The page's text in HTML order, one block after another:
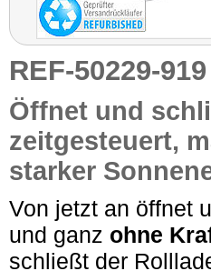
REF-50229-
Öffnet und
zeitgesteuert,
starker
Von jetzt an öffnet
und ganz ohne
schließt der